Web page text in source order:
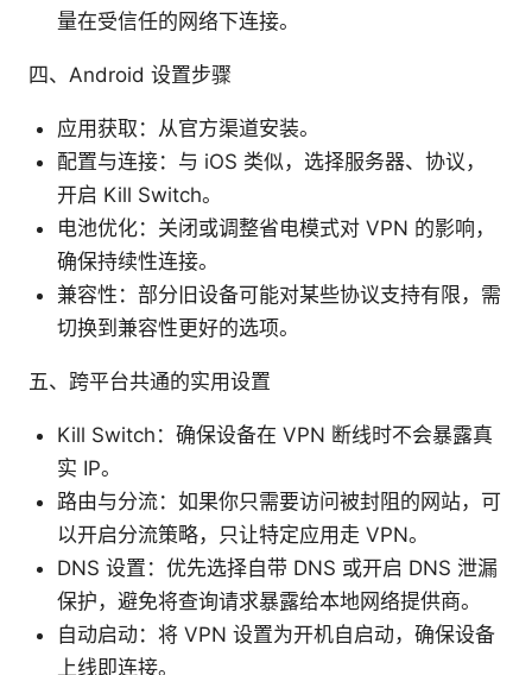
量在受信任的网络下连接。
四、Android 设置步骤
应用获取：从官方渠道安装。
配置与连接：与 iOS 类似，选择服务器、协议，
开启 Kill Switch。
电池优化：关闭或调整省电模式对 VPN 的影响，
确保持续性连接。
兼容性：部分旧设备可能对某些协议支持有限，需
切换到兼容性更好的选项。
五、跨平台共通的实用设置
Kill Switch：确保设备在 VPN 断线时不会暴露真
实 IP。
路由与分流：如果你只需要访问被封阻的网站，可
以开启分流策略，只让特定应用走 VPN。
DNS 设置：优先选择自带 DNS 或开启 DNS 泄漏
保护，避免将查询请求暴露给本地网络提供商。
自动启动：将 VPN 设置为开机自启动，确保设备
上线即连接。